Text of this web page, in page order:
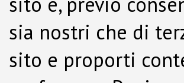
sia nostri che di
sito e proporti